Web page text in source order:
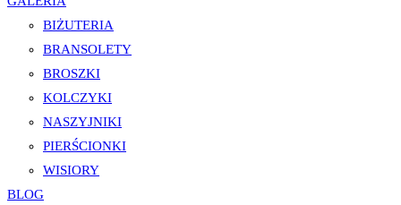
BIŻUTERIA
BRANSOLETY
BROSZKI
KOLCZYKI
NASZYJNIKI
PIERŚCIONKI
WISIORY
BLOG